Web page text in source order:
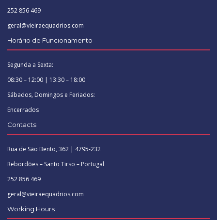
252 856 469
geral@vieiraequadrios.com
Horário de Funcionamento
Segunda a Sexta:
08:30 – 12:00 | 13:30 – 18:00
Sábados, Domingos e Feriados:
Encerrados
Contacts
Rua de São Bento, 362 | 4795-232
Rebordões – Santo Tirso – Portugal
252 856 469
geral@vieiraequadrios.com
Working Hours